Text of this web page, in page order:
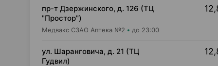
пр-т Дзержинского, д. 126 (ТЦ
"Простор")
Медвакс СЗАО Аптека №2 до 23:00
ул. Шаранговича, д. 21 (ТЦ
Гудвил)